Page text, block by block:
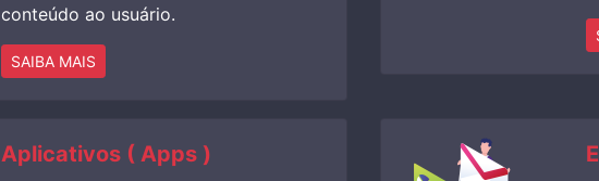
conteúdo ao usuário.
SAIBA MAIS
Aplicativos ( Apps )